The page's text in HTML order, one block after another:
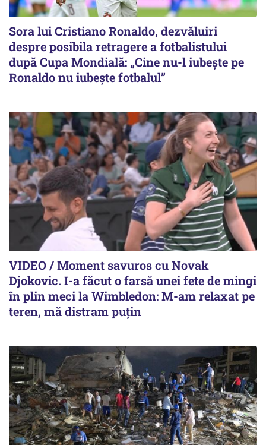
Sora lui Cristiano Ronaldo, dezvăluiri
despre posibila retragere a fotbalistului
după Cupa Mondială: „Cine nu-l iubește pe
Ronaldo nu iubește fotbalul”
VIDEO / Moment savuros cu Novak
Djokovic. I-a făcut o farsă unei fete de mingi
în plin meci la Wimbledon: M-am relaxat pe
teren, mă distram puțin